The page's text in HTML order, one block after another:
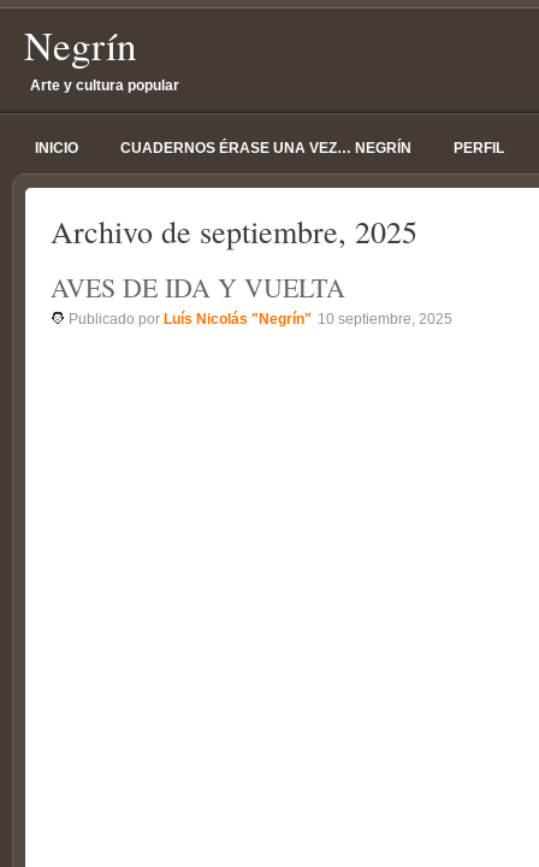
Negrín
Arte y cultura popular
INICIO CUADERNOS ÉRASE UNA VEZ… NEGRÍN PERFIL
Archivo de septiembre, 2025
AVES DE IDA Y VUELTA
Publicado por Luís Nicolás "Negrín" 10 septiembre, 2025